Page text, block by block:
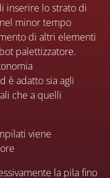
inserire lo strato di
minor tempo
di altri elementi
palettizzatore.
è adatto sia agli
che a quelli
viene
la pila fino